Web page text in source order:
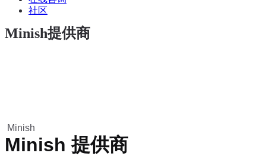
社区
Minish提供商
Minish
Minish 提供商